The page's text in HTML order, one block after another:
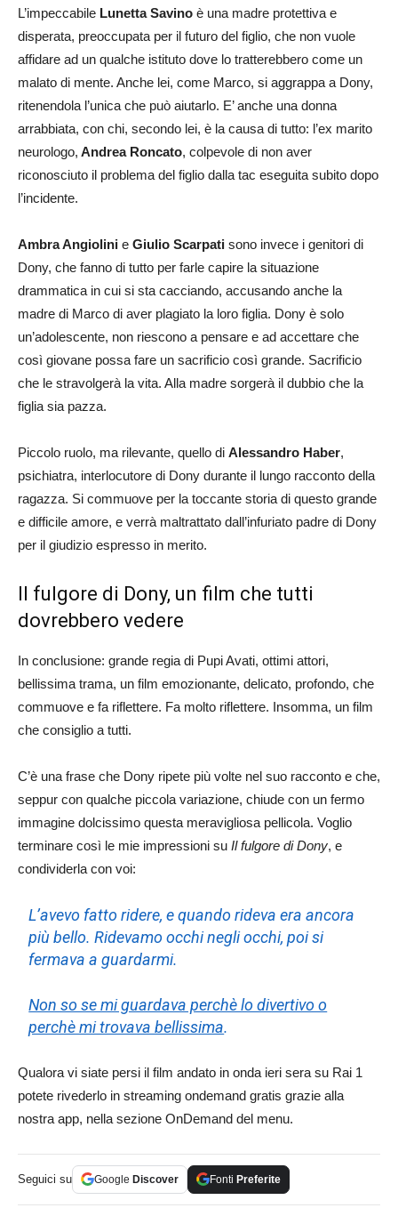
L’impeccabile Lunetta Savino è una madre protettiva e
disperata, preoccupata per il futuro del figlio, che non vuole
affidare ad un qualche istituto dove lo tratterebbero come un
malato di mente. Anche lei, come Marco, si aggrappa a Dony,
ritenendola l’unica che può aiutarlo. E’ anche una donna
arrabbiata, con chi, secondo lei, è la causa di tutto: l’ex marito
neurologo, Andrea Roncato, colpevole di non aver
riconosciuto il problema del figlio dalla tac eseguita subito dopo
l’incidente.
Ambra Angiolini e Giulio Scarpati sono invece i genitori di
Dony, che fanno di tutto per farle capire la situazione
drammatica in cui si sta cacciando, accusando anche la
madre di Marco di aver plagiato la loro figlia. Dony è solo
un’adolescente, non riescono a pensare e ad accettare che
così giovane possa fare un sacrificio così grande. Sacrificio
che le stravolgerà la vita. Alla madre sorgerà il dubbio che la
figlia sia pazza.
Piccolo ruolo, ma rilevante, quello di Alessandro Haber,
psichiatra, interlocutore di Dony durante il lungo racconto della
ragazza. Si commuove per la toccante storia di questo grande
e difficile amore, e verrà maltrattato dall’infuriato padre di Dony
per il giudizio espresso in merito.
Il fulgore di Dony, un film che tutti
dovrebbero vedere
In conclusione: grande regia di Pupi Avati, ottimi attori,
bellissima trama, un film emozionante, delicato, profondo, che
commuove e fa riflettere. Fa molto riflettere. Insomma, un film
che consiglio a tutti.
C’è una frase che Dony ripete più volte nel suo racconto e che,
seppur con qualche piccola variazione, chiude con un fermo
immagine dolcissimo questa meravigliosa pellicola. Voglio
terminare così le mie impressioni su Il fulgore di Dony, e
condividerla con voi:
L’avevo fatto ridere, e quando rideva era ancora
più bello. Ridevamo occhi negli occhi, poi si
fermava a guardarmi.
Non so se mi guardava perchè lo divertivo o
perchè mi trovava bellissima.
Qualora vi siate persi il film andato in onda ieri sera su Rai 1
potete rivederlo in streaming ondemand gratis grazie alla
nostra app, nella sezione OnDemand del menu.
Seguici su Google Discover Fonti Preferite